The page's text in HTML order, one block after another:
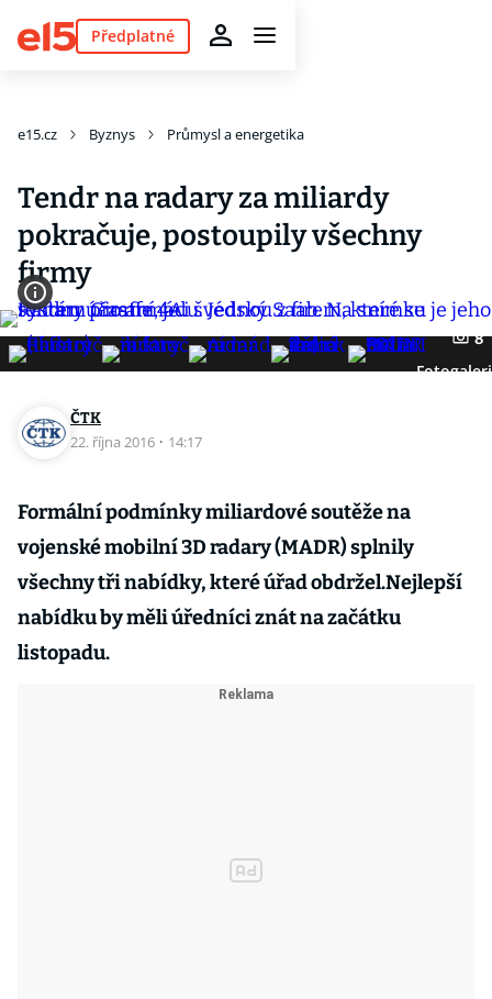
Předplatné
e15.cz Byznys Průmysl a energetika
Tendr na radary za miliardy
pokračuje, postoupily všechny
firmy
8
ČTK
22. října 2016 · 14:17
Formální podmínky miliardové soutěže na
vojenské mobilní 3D radary (MADR) splnily
všechny tři nabídky, které úřad obdržel.Nejlepší
nabídku by měli úředníci znát na začátku
listopadu.